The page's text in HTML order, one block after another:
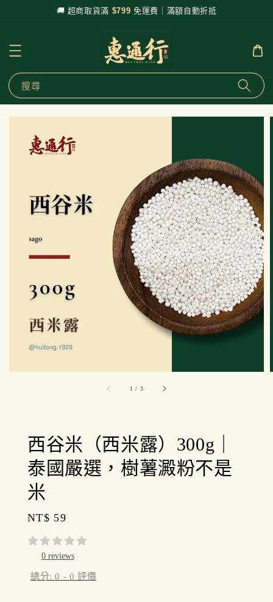
🚚 超商取貨滿 $799 免運費｜滿額自動折抵
搜尋
1 / 3
西谷米（西米露）300g｜
泰國嚴選，樹薯澱粉不是
米
Regular
price
NT$ 59
0 reviews
總分:0 - 0 評價